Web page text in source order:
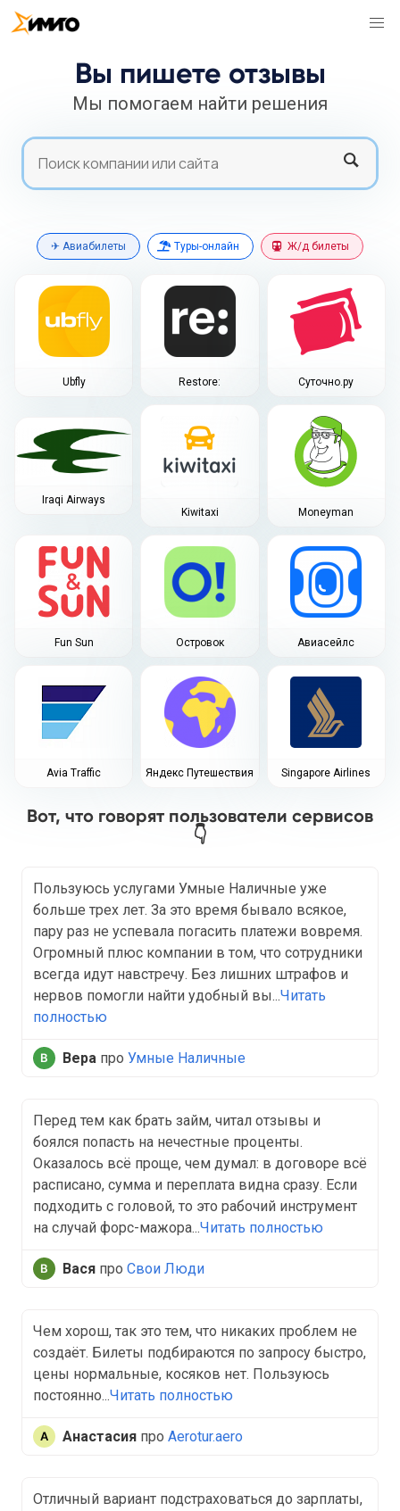
Вы пишете отзывы
Мы помогаем найти решения
Search
Search
✈ Авиабилеты Туры-онлайн Ж/д билеты
Ubfly Restore: Суточно.ру
Iraqi Airways
Kiwitaxi
Moneyman
Fun Sun Островок Авиасейлс
Avia Traffic Яндекс Путешествия Singapore Airlines
Вот, что говорят пользователи сервисов
👇
Пользуюсь услугами Умные Наличные уже
больше трех лет. За это время бывало всякое,
пару раз не успевала погасить платежи вовремя.
Огромный плюс компании в том, что сотрудники
всегда идут навстречу. Без лишних штрафов и
нервов помогли найти удобный вы...Читать
полностью
Вера про Умные Наличные
Перед тем как брать займ, читал отзывы и
боялся попасть на нечестные проценты.
Оказалось всё проще, чем думал: в договоре всё
расписано, сумма и переплата видна сразу. Если
подходить с головой, то это рабочий инструмент
на случай форс-мажора...Читать полностью
Вася про Свои Люди
Чем хорош, так это тем, что никаких проблем не
создаёт. Билеты подбираются по запросу быстро,
цены нормальные, косяков нет. Пользуюсь
постоянно...Читать полностью
Анастасия про Aerotur.aero
Отличный вариант подстраховаться до зарплаты,